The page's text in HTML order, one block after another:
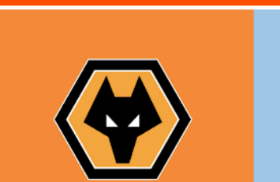
từng trận đấu bóng đá diễn ra ở trong từng giải đấu như:
✓ Giải đấu bóng đá Ngoại hạng Anh;
✓ Giải bóng Cúp C1 Châu Âu;
✓ Giải Cúp C2 Châu Âu;
✓ Giải VĐQG Tây Ban Nha;